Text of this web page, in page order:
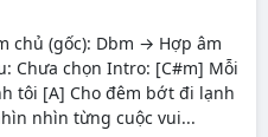
chủ (gốc): Dbm → Hợp âm
Chưa chọn Intro: [C#m] Mỗi
tôi [A] Cho đêm bớt đi lạnh
nhìn từng cuộc vui...